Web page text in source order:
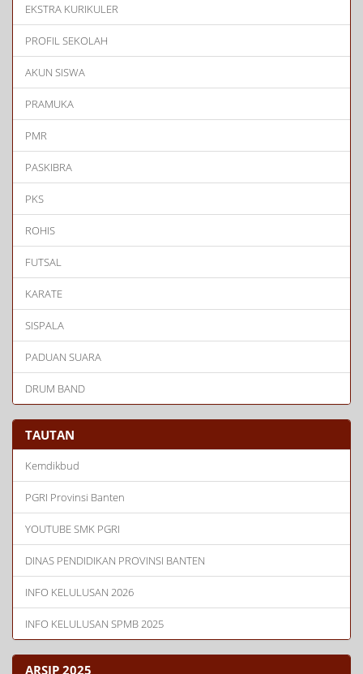
EKSTRA KURIKULER
PROFIL SEKOLAH
AKUN SISWA
PRAMUKA
PMR
PASKIBRA
PKS
ROHIS
FUTSAL
KARATE
SISPALA
PADUAN SUARA
DRUM BAND
TAUTAN
Kemdikbud
PGRI Provinsi Banten
YOUTUBE SMK PGRI
DINAS PENDIDIKAN PROVINSI BANTEN
INFO KELULUSAN 2026
INFO KELULUSAN SPMB 2025
ARSIP 2025